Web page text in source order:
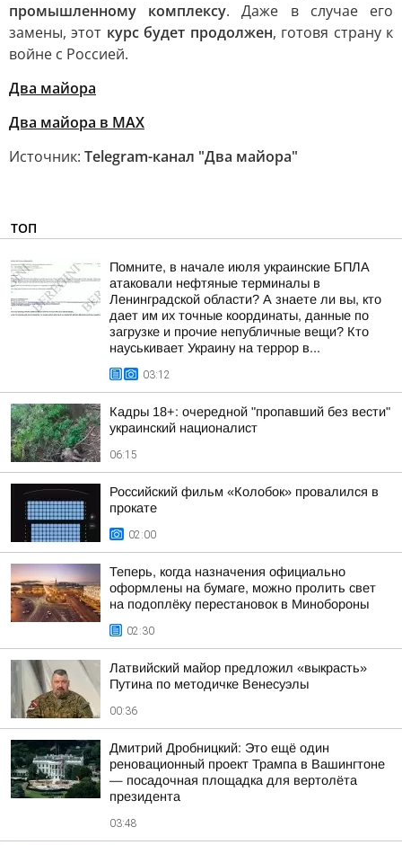
промышленному комплексу. Даже в случае его
замены, этот курс будет продолжен, готовя страну к
войне с Россией.
Два майора
Два майора в МАХ
Источник: Telegram-канал "Два майора"
ТОП
Помните, в начале июля украинские БПЛА
атаковали нефтяные терминалы в
Ленинградской области? А знаете ли вы, кто
дает им их точные координаты, данные по
загрузке и прочие непубличные вещи? Кто
науськивает Украину на террор в...
03:12
Кадры 18+: очередной "пропавший без вести"
украинский националист
06:15
Российский фильм «Колобок» провалился в
прокате
02:00
Теперь, когда назначения официально
оформлены на бумаге, можно пролить свет
на подоплёку перестановок в Минобороны
02:30
Латвийский майор предложил «выкрасть»
Путина по методичке Венесуэлы
00:36
Дмитрий Дробницкий: Это ещё один
реновационный проект Трампа в Вашингтоне
— посадочная площадка для вертолёта
президента
03:48